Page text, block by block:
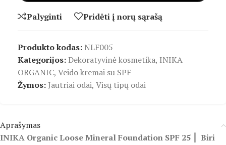
Palyginti Pridėti į norų sąrašą
Produkto kodas: NLF005
Kategorijos:Dekoratyvinė kosmetika, INIKA
ORGANIC, Veido kremai su SPF
Žymos: Jautriai odai, Visų tipų odai
Aprašymas
INIKA Organic Loose Mineral Foundation SPF 25 ⎮ Biri